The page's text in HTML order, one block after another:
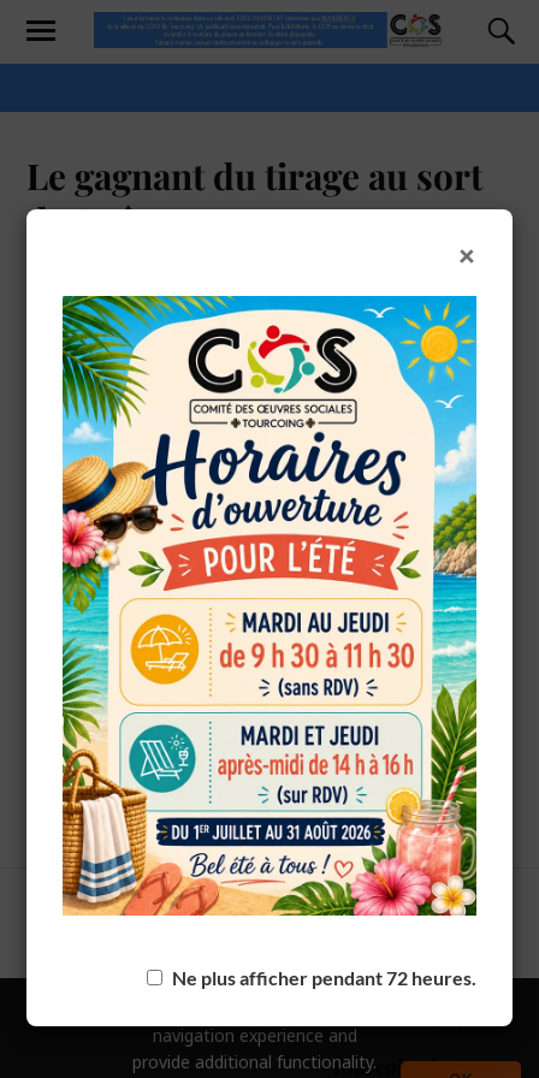
navigation experience and
provide additional functionality.
OK
European Commission |
Cookies Policy
powered by WPCookiePro
Le gagnant du tirage au sort
de Août 2025
DFERMONT 2 AOÛT 2025
Mme GODBLLE Clémentine (A755) remporte le tirage
au sort avec 10 places pour le Kinépolis !
PRÉCÉDENT
SUIVANT
Tourcoing les bains
×
Ne plus afficher pendant 72 heures.